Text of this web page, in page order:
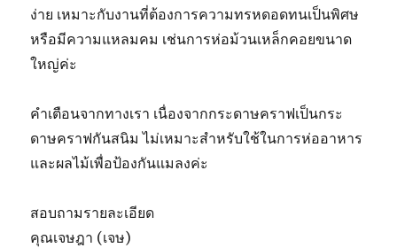
ง่าย เหมาะกับงานที่ต้องการความทรหดอดทนเป็นพิศษ
หรือมีความแหลมคม เช่นการห่อม้วนเหล็กคอยขนาด
ใหญ่ค่ะ
คำเตือนจากทางเรา เนื่องจากกระดาษคราฟเป็นกระ
ดาษคราฟกันสนิม ไม่เหมาะสำหรับใช้ในการห่ออาหาร
และผลไม้เพื่อป้องกันแมลงค่ะ
สอบถามรายละเอียด
คุณเจษฎา (เจษ)